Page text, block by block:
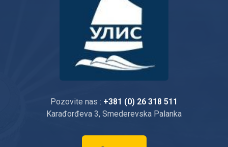
Pozovite nas : +381 (0) 26 318 511
Karađorđeva 3, Smederevska Palanka